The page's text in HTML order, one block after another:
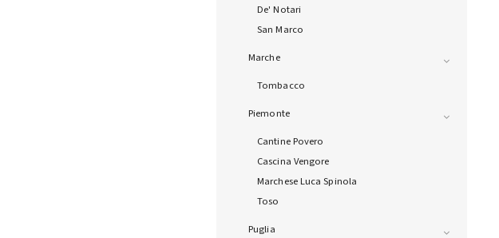
De' Notari
San Marco
Marche
Tombacco
Piemonte
Cantine Povero
Cascina Vengore
Marchese Luca Spinola
Toso
Puglia